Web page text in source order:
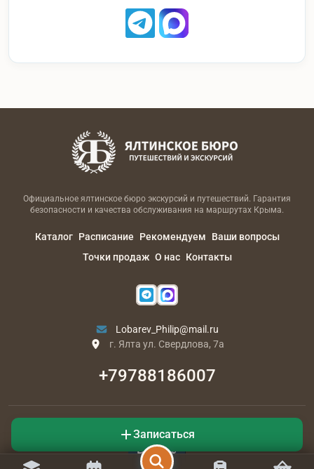
Записаться
Официальное ялтинское бюро экскурсий и путешествий. Гарантия
безопасности и качества обслуживания на маршрутах Крыма.
Каталог Расписание Рекомендуем
Ваши вопросы
Точки продаж О нас Контакты
Lobarev_Philip@mail.ru
г. Ялта ул. Свердлова, 7а
+79788186007
Пользовательское соглашениеОбработка данных